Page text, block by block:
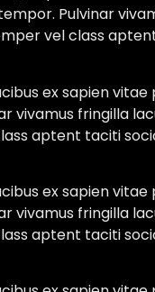
Pulvinar
vel class
ex sapien
vivamus fringilla
aptent taciti
ex sapien
vivamus fringilla
aptent taciti